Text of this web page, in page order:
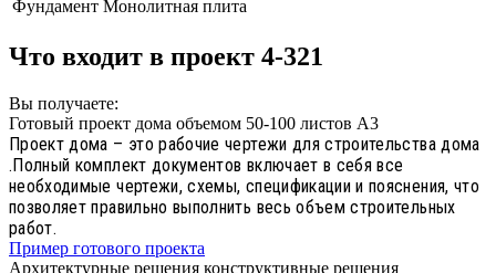
Фундамент Монолитная плита
Что входит в проект 4-321
Вы получаете:
Готовый проект дома объемом 50-100 листов А3
Проект дома – это рабочие чертежи для строительства дома
.Полный комплект документов включает в себя все
необходимые чертежи, схемы, спецификации и пояснения, что
позволяет правильно выполнить весь объем строительных
работ.
Пример готового проекта
Архитектурные решения конструктивные решения